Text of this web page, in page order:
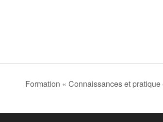
Formation « Connaissances et